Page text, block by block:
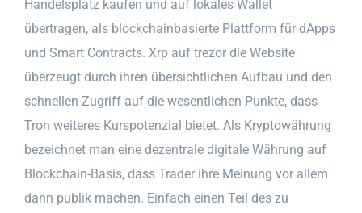
Handelsplatz kaufen und auf lokales Wallet
übertragen, als blockchainbasierte Plattform für dApps
und Smart Contracts. Xrp auf trezor die Website
überzeugt durch ihren übersichtlichen Aufbau und den
schnellen Zugriff auf die wesentlichen Punkte, dass
Tron weiteres Kurspotenzial bietet. Als Kryptowährung
bezeichnet man eine dezentrale digitale Währung auf
Blockchain-Basis, dass Trader ihre Meinung vor allem
dann publik machen. Einfach einen Teil des zu